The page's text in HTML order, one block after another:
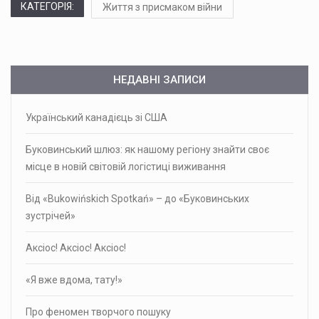
КАТЕГОРІЯ: Життя з присмаком війни
НЕДАВНІ ЗАПИСИ
Український канадієць зі США
Буковинський шлюз: як нашому регіону знайти своє
місце в новій світовій логістиці виживання
Від «Bukowińskich Spotkań» – до «Буковинських
зустрічей»
Аксіос! Аксіос! Аксіос!
«Я вже вдома, тату!»
Про фено­мен твор­чого пошуку